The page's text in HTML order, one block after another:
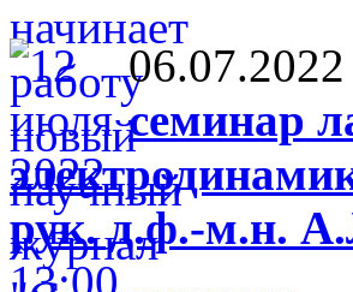
06.07.2022
семинар
рук. д.ф.-м.н.